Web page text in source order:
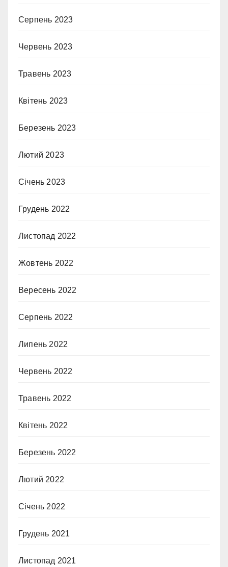
Серпень 2023
Червень 2023
Травень 2023
Квітень 2023
Березень 2023
Лютий 2023
Січень 2023
Грудень 2022
Листопад 2022
Жовтень 2022
Вересень 2022
Серпень 2022
Липень 2022
Червень 2022
Травень 2022
Квітень 2022
Березень 2022
Лютий 2022
Січень 2022
Грудень 2021
Листопад 2021